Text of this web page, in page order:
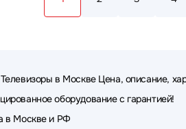
в Москве Цена, описание,
оборудование с гарантией!
в Москве и РФ